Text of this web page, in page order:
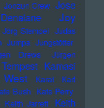
Jonzun Crew Jose
Joy
Jörg Stempel Judas
Jumpa Jungstötter
Drews
Jürgen
Kamasi
Karat
Karl
Bush Kate Perry
Keith Jarrett
Keith